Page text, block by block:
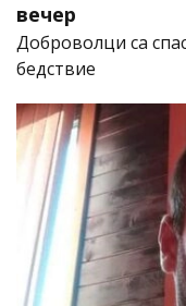
вечер
Доброволци са
бедствие